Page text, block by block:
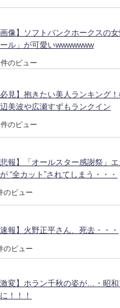
像】ソフトバンクホークスの
ル」が可愛いwwwwwww
のビュー
必見】抱きたい美人ランキング！
美波や広瀬すずもランクイン
のビュー
悲報】「オールスター感謝祭」
“全カット”されてしまう・・・
のビュー
速報】火野正平さん、死去・・・
のビュー
激変】ホラン千秋の姿が…・昭
！！！